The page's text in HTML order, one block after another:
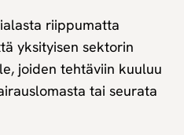
riippumatta
yksityisen sektorin
joiden tehtäviin kuuluu
tai seurata